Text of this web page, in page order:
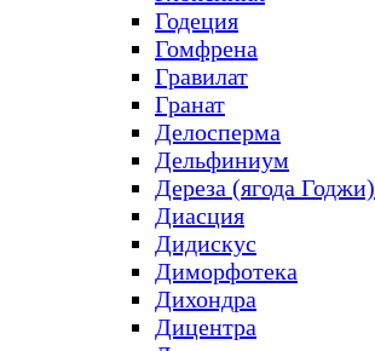
Годеция
Гомфрена
Гравилат
Гранат
Делосперма
Дельфиниум
Дереза (ягода Годжи)
Диасция
Дидискус
Диморфотека
Дихондра
Дицентра